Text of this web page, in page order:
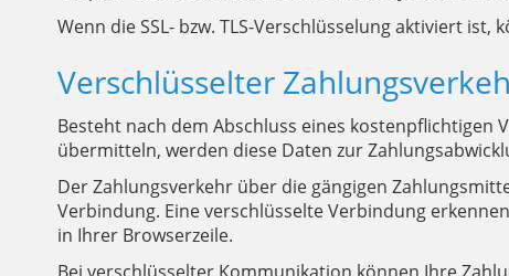
Wenn die SSL- bzw. TLS-Verschlüsselung aktiviert
Verschlüsselter
Besteht nach dem Abschluss eines kostenpflichtigen
übermitteln, werden diese Daten zur
Der Zahlungsverkehr über die gängigen
Verbindung. Eine verschlüsselte Verbindung
in Ihrer Browserzeile.